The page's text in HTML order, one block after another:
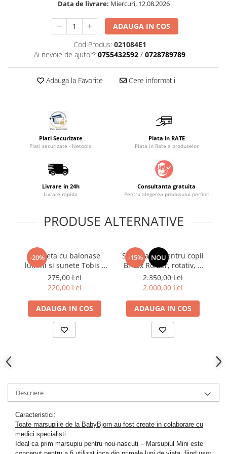
Monitorizare video
Protectie saltea patut
Saltele 127x 63 cm
Saltele 140x70 cm
Saltele120x60 cm
Saltelute de activitati
Umidificatore
Data de livrare: Miercuri, 12.08.2026
ADAUGA IN COS
Cod Produs: 021084E1
Ai nevoie de ajutor? 0755432592 / 0728789789
Adauga la Favorite Cere informatii
Plati Securizate
Plati securizate - Netopia
Plata in RATE
Plata in Rate a produselor
Livrare in 24h
Livrare rapida
Consultanta gratuita
Pentru alegerea produsului perfect
PRODUSE ALTERNATIVE
-20%
Bicicleta cu balonase
lumini si sunete Tobis -
Pink
275,00 Lei
220,00 Lei
ADAUGA IN COS
-15% NOU
Scaun auto pentru copii
Britax Römer, rotativ, 3
luni-4 ani, 61-105 cm, 19
kg, DUALFIX PRO M Urban
Olive
2.350,00 Lei
2.000,00 Lei
ADAUGA IN COS
Descriere
Caracteristici:
Toate marsupiile de la BabyBjorn au fost create in colaborare cu
medici specialisti.
Ideal ca prim marsupiu pentru nou-nascuti – Marsupiul Mini este